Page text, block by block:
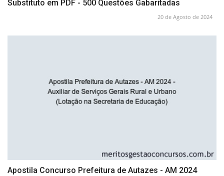
Substituto em PDF - 500 Questões Gabaritadas
20 de Agosto de 2024
Apostila Concurso Prefeitura de Autazes - AM 2024